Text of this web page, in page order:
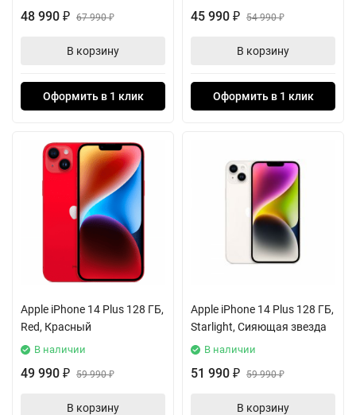
48 990 ₽ 67 990₽
В корзину
Оформить в 1 клик
45 990 ₽ 54 990₽
В корзину
Оформить в 1 клик
Apple iPhone 14 Plus 128 ГБ,
Red, Красный
В наличии
49 990 ₽ 59 990₽
В корзину
Apple iPhone 14 Plus 128 ГБ,
Starlight, Сияющая звезда
В наличии
51 990 ₽ 59 990₽
В корзину